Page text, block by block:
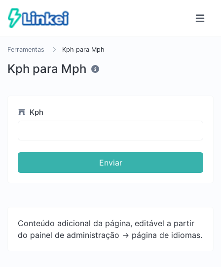
Ferramentas Kph para Mph
Kph para Mph
Kph
Enviar
Conteúdo adicional da página, editável a partir
do painel de administração -> página de idiomas.